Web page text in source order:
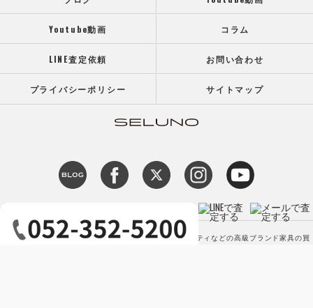
Youtube動画 コラム
LINE査定依頼 お問い合わせ
プライバシーポリシー サイトマップ
c 2026 【高価買取】カッシーナ アルフレックス ミノッティなどの高級ブランド家具の買